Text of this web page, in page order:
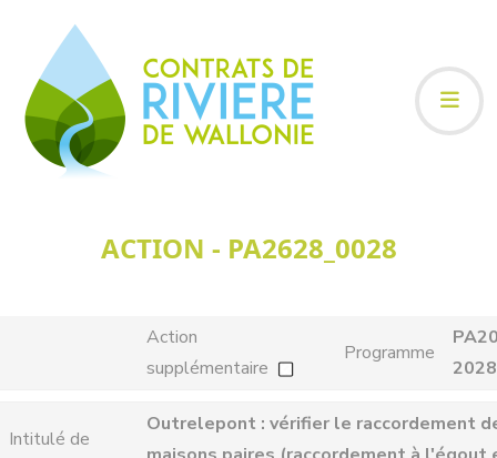
ACTION - PA2628_0028
Action
supplémentaire
Programme
2028
Intitulé de
Outrelepont : vérifier le raccordement